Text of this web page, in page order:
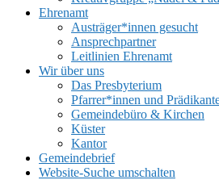
Ehrenamt
Austräger*innen gesucht
Ansprechpartner
Leitlinien Ehrenamt
Wir über uns
Das Presbyterium
Pfarrer*innen und
Gemeindebüro & Kirchen
Küster
Kantor
Gemeindebrief
Website-Suche umschalten